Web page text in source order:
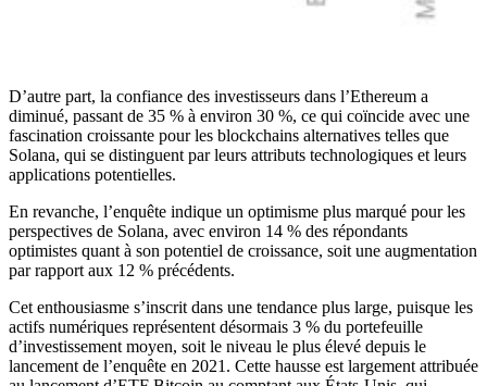
D’autre part, la confiance des investisseurs dans l’Ethereum a
diminué, passant de 35 % à environ 30 %, ce qui coïncide avec une
fascination croissante pour les blockchains alternatives telles que
Solana, qui se distinguent par leurs attributs technologiques et leurs
applications potentielles.
En revanche, l’enquête indique un optimisme plus marqué pour les
perspectives de Solana, avec environ 14 % des répondants
optimistes quant à son potentiel de croissance, soit une augmentation
par rapport aux 12 % précédents.
Cet enthousiasme s’inscrit dans une tendance plus large, puisque les
actifs numériques représentent désormais 3 % du portefeuille
d’investissement moyen, soit le niveau le plus élevé depuis le
lancement de l’enquête en 2021. Cette hausse est largement attribuée